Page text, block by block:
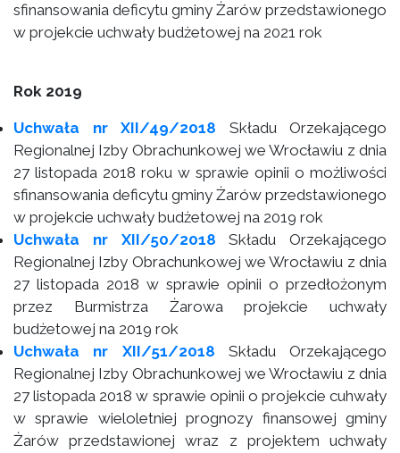
sfinansowania deficytu gminy Żarów przedstawionego
w projekcie uchwały budżetowej na 2021 rok
Rok 2019
Uchwała nr XII/49/2018 Składu Orzekającego
Regionalnej Izby Obrachunkowej we Wrocławiu z dnia
27 listopada 2018 roku w sprawie opinii o możliwości
sfinansowania deficytu gminy Żarów przedstawionego
w projekcie uchwały budżetowej na 2019 rok
Uchwała nr XII/50/2018 Składu Orzekającego
Regionalnej Izby Obrachunkowej we Wrocławiu z dnia
27 listopada 2018 w sprawie opinii o przedłożonym
przez Burmistrza Żarowa projekcie uchwały
budżetowej na 2019 rok
Uchwała nr XII/51/2018 Składu Orzekającego
Regionalnej Izby Obrachunkowej we Wrocławiu z dnia
27 listopada 2018 w sprawie opinii o projekcie cuhwały
w sprawie wieloletniej prognozy finansowej gminy
Żarów przedstawionej wraz z projektem uchwały